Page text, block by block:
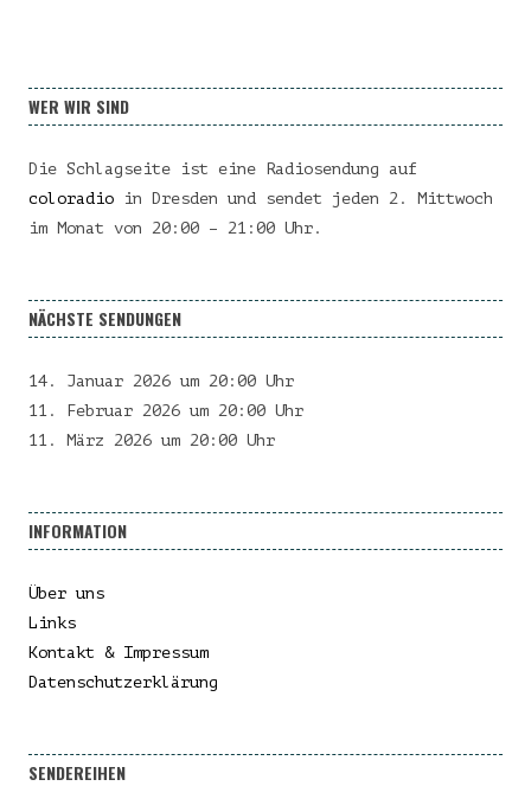
WER WIR SIND
Die Schlagseite ist eine Radiosendung auf
coloradio in Dresden und sendet jeden 2. Mittwoch
im Monat von 20:00 – 21:00 Uhr.
NÄCHSTE SENDUNGEN
14. Januar 2026 um 20:00 Uhr
11. Februar 2026 um 20:00 Uhr
11. März 2026 um 20:00 Uhr
INFORMATION
Über uns
Links
Kontakt & Impressum
Datenschutzerklärung
SENDEREIHEN